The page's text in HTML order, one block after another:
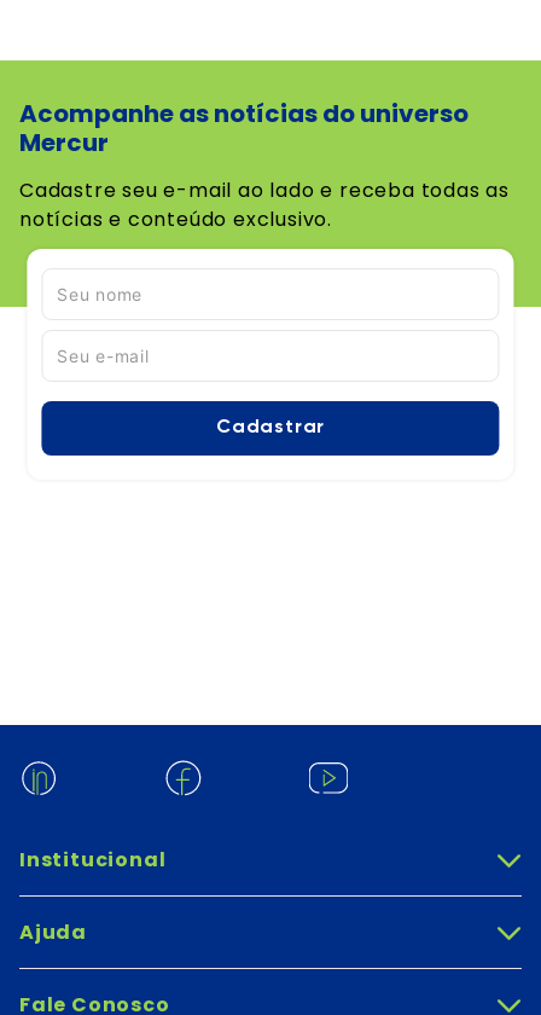
Acompanhe as notícias do universo
Mercur
Cadastre seu e-mail ao lado e receba todas as
notícias e conteúdo exclusivo.
Cadastrar
Institucional +
Ajuda +
Fale Conosco +